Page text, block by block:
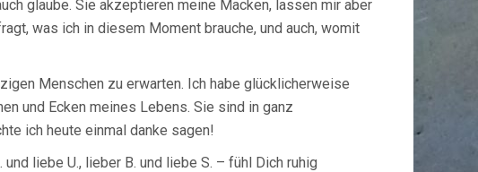
glaube. Sie akzeptieren meine Macken, lassen mir aber
was ich in diesem Moment brauche, und auch, womit
Menschen zu erwarten. Ich habe glücklicherweise
und Ecken meines Lebens. Sie sind in ganz
ich heute einmal danke sagen!
liebe U., lieber B. und liebe S. – fühl Dich ruhig